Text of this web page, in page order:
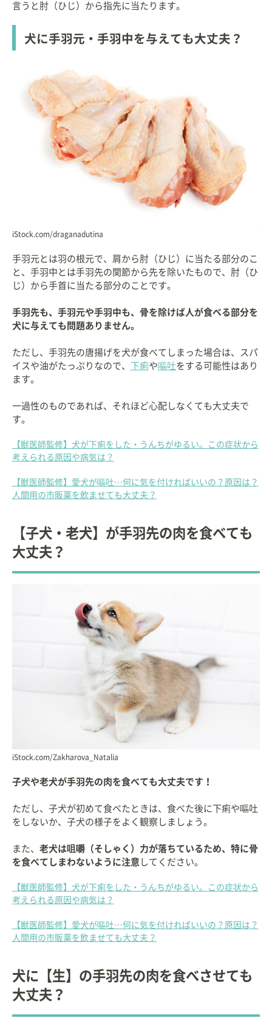
言うと肘（ひじ）から指先に当たります。
犬に手羽元・手羽中を与えても大丈夫？
iStock.com/draganadutina
手羽元とは羽の根元で、肩から肘（ひじ）に当たる部分のこ
と、手羽中とは手羽先の関節から先を除いたもので、肘（ひ
じ）から手首に当たる部分のことです。
手羽先も、手羽元や手羽中も、骨を除けば人が食べる部分を
犬に与えても問題ありません。
ただし、手羽先の唐揚げを犬が食べてしまった場合は、スパ
イスや油がたっぷりなので、 下痢や嘔吐をする可能性はあり
ます。
一過性のものであれば、それほど心配しなくても大丈夫で
す。
【獣医師監修】犬が下痢をした・うんちがゆるい。この症状から
考えられる原因や病気は？
【獣医師監修】愛犬が嘔吐…何に気を付ければいいの？原因は？
人間用の市販薬を飲ませても大丈夫？
【子犬・老犬】が手羽先の肉を食べても
大丈夫？
iStock.com/Zakharova_Natalia
子犬や老犬が手羽先の肉を食べても大丈夫です！
ただし、子犬が初めて食べたときは、食べた後に下痢や嘔吐
をしないか、子犬の様子をよく観察しましょう。
また、 老犬は咀嚼（そしゃく）力が落ちているため、特に骨
を食べてしまわないように注意 してください。
【獣医師監修】犬が下痢をした・うんちがゆるい。この症状から
考えられる原因や病気は？
【獣医師監修】愛犬が嘔吐…何に気を付ければいいの？原因は？
人間用の市販薬を飲ませても大丈夫？
犬に【生】の手羽先の肉を食べさせても
大丈夫？